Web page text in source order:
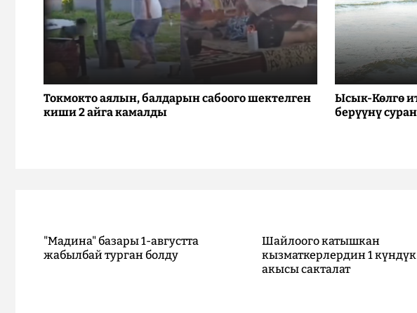
Токмокто аялын, балдарын сабоого шектелген
киши 2 айга камалды
Ысык-Көлгө
берүүнү
"Мадина" базары 1-августта
жабылбай турган болду
Шайлоого катышкан
кызматкерлердин 1
акысы сакталат